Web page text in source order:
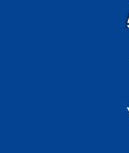
NURAN KÖSE
Ben Deniz Değilim